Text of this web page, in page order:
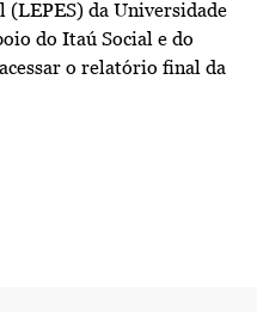
(LEPES) da Universidade
do Itaú Social e do
o relatório final da